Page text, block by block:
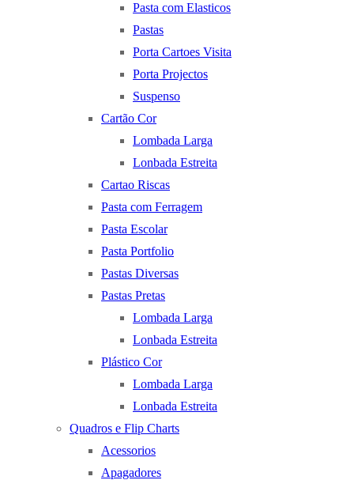
Pasta com Elasticos
Pastas
Porta Cartoes Visita
Porta Projectos
Suspenso
Cartão Cor
Lombada Larga
Lonbada Estreita
Cartao Riscas
Pasta com Ferragem
Pasta Escolar
Pasta Portfolio
Pastas Diversas
Pastas Pretas
Lombada Larga
Lonbada Estreita
Plástico Cor
Lombada Larga
Lonbada Estreita
Quadros e Flip Charts
Acessorios
Apagadores